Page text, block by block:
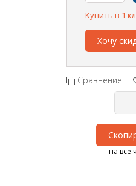
Купить в 1
Хочу
Сравнение
на все